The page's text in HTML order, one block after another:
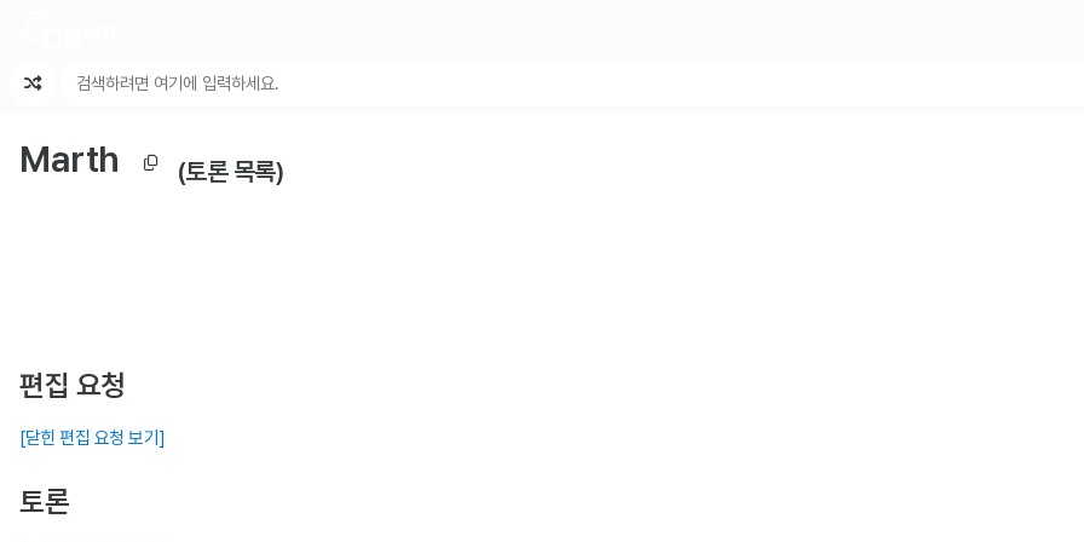
Marth (토론 목록)
편집 요청
[닫힌 편집 요청 보기]
토론